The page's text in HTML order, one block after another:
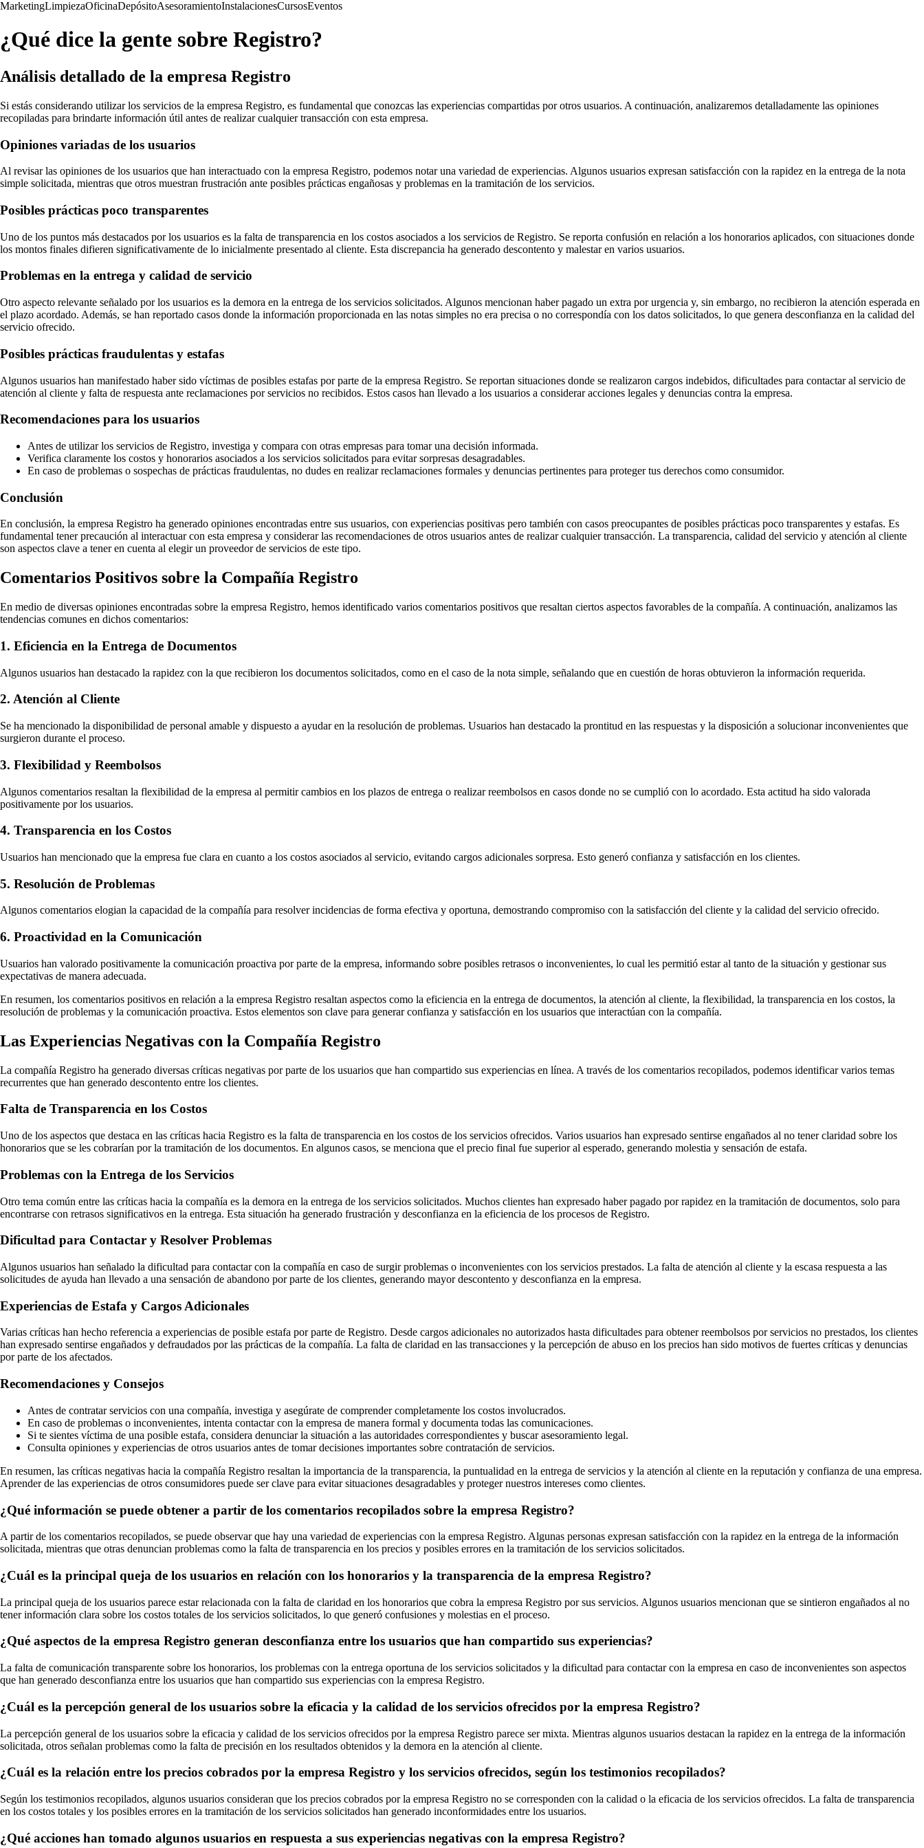
MarketingLimpiezaOficinaDepósitoAsesoramientoInstalacionesCursosEventos
¿Qué dice la gente sobre Registro?
Análisis detallado de la empresa Registro
Si estás considerando utilizar los servicios de la empresa Registro, es fundamental que conozcas las experiencias compartidas por otros usuarios. A continuación, analizaremos detalladamente las opiniones
recopiladas para brindarte información útil antes de realizar cualquier transacción con esta empresa.
Opiniones variadas de los usuarios
Al revisar las opiniones de los usuarios que han interactuado con la empresa Registro, podemos notar una variedad de experiencias. Algunos usuarios expresan satisfacción con la rapidez en la entrega de la nota
simple solicitada, mientras que otros muestran frustración ante posibles prácticas engañosas y problemas en la tramitación de los servicios.
Posibles prácticas poco transparentes
Uno de los puntos más destacados por los usuarios es la falta de transparencia en los costos asociados a los servicios de Registro. Se reporta confusión en relación a los honorarios aplicados, con situaciones donde
los montos finales difieren significativamente de lo inicialmente presentado al cliente. Esta discrepancia ha generado descontento y malestar en varios usuarios.
Problemas en la entrega y calidad de servicio
Otro aspecto relevante señalado por los usuarios es la demora en la entrega de los servicios solicitados. Algunos mencionan haber pagado un extra por urgencia y, sin embargo, no recibieron la atención esperada en
el plazo acordado. Además, se han reportado casos donde la información proporcionada en las notas simples no era precisa o no correspondía con los datos solicitados, lo que genera desconfianza en la calidad del
servicio ofrecido.
Posibles prácticas fraudulentas y estafas
Algunos usuarios han manifestado haber sido víctimas de posibles estafas por parte de la empresa Registro. Se reportan situaciones donde se realizaron cargos indebidos, dificultades para contactar al servicio de
atención al cliente y falta de respuesta ante reclamaciones por servicios no recibidos. Estos casos han llevado a los usuarios a considerar acciones legales y denuncias contra la empresa.
Recomendaciones para los usuarios
Antes de utilizar los servicios de Registro, investiga y compara con otras empresas para tomar una decisión informada.
Verifica claramente los costos y honorarios asociados a los servicios solicitados para evitar sorpresas desagradables.
En caso de problemas o sospechas de prácticas fraudulentas, no dudes en realizar reclamaciones formales y denuncias pertinentes para proteger tus derechos como consumidor.
Conclusión
En conclusión, la empresa Registro ha generado opiniones encontradas entre sus usuarios, con experiencias positivas pero también con casos preocupantes de posibles prácticas poco transparentes y estafas. Es
fundamental tener precaución al interactuar con esta empresa y considerar las recomendaciones de otros usuarios antes de realizar cualquier transacción. La transparencia, calidad del servicio y atención al cliente
son aspectos clave a tener en cuenta al elegir un proveedor de servicios de este tipo.
Comentarios Positivos sobre la Compañía Registro
En medio de diversas opiniones encontradas sobre la empresa Registro, hemos identificado varios comentarios positivos que resaltan ciertos aspectos favorables de la compañía. A continuación, analizamos las
tendencias comunes en dichos comentarios:
1. Eficiencia en la Entrega de Documentos
Algunos usuarios han destacado la rapidez con la que recibieron los documentos solicitados, como en el caso de la nota simple, señalando que en cuestión de horas obtuvieron la información requerida.
2. Atención al Cliente
Se ha mencionado la disponibilidad de personal amable y dispuesto a ayudar en la resolución de problemas. Usuarios han destacado la prontitud en las respuestas y la disposición a solucionar inconvenientes que
surgieron durante el proceso.
3. Flexibilidad y Reembolsos
Algunos comentarios resaltan la flexibilidad de la empresa al permitir cambios en los plazos de entrega o realizar reembolsos en casos donde no se cumplió con lo acordado. Esta actitud ha sido valorada
positivamente por los usuarios.
4. Transparencia en los Costos
Usuarios han mencionado que la empresa fue clara en cuanto a los costos asociados al servicio, evitando cargos adicionales sorpresa. Esto generó confianza y satisfacción en los clientes.
5. Resolución de Problemas
Algunos comentarios elogian la capacidad de la compañía para resolver incidencias de forma efectiva y oportuna, demostrando compromiso con la satisfacción del cliente y la calidad del servicio ofrecido.
6. Proactividad en la Comunicación
Usuarios han valorado positivamente la comunicación proactiva por parte de la empresa, informando sobre posibles retrasos o inconvenientes, lo cual les permitió estar al tanto de la situación y gestionar sus
expectativas de manera adecuada.
En resumen, los comentarios positivos en relación a la empresa Registro resaltan aspectos como la eficiencia en la entrega de documentos, la atención al cliente, la flexibilidad, la transparencia en los costos, la
resolución de problemas y la comunicación proactiva. Estos elementos son clave para generar confianza y satisfacción en los usuarios que interactúan con la compañía.
Las Experiencias Negativas con la Compañía Registro
La compañía Registro ha generado diversas críticas negativas por parte de los usuarios que han compartido sus experiencias en línea. A través de los comentarios recopilados, podemos identificar varios temas
recurrentes que han generado descontento entre los clientes.
Falta de Transparencia en los Costos
Uno de los aspectos que destaca en las críticas hacia Registro es la falta de transparencia en los costos de los servicios ofrecidos. Varios usuarios han expresado sentirse engañados al no tener claridad sobre los
honorarios que se les cobrarían por la tramitación de los documentos. En algunos casos, se menciona que el precio final fue superior al esperado, generando molestia y sensación de estafa.
Problemas con la Entrega de los Servicios
Otro tema común entre las críticas hacia la compañía es la demora en la entrega de los servicios solicitados. Muchos clientes han expresado haber pagado por rapidez en la tramitación de documentos, solo para
encontrarse con retrasos significativos en la entrega. Esta situación ha generado frustración y desconfianza en la eficiencia de los procesos de Registro.
Dificultad para Contactar y Resolver Problemas
Algunos usuarios han señalado la dificultad para contactar con la compañía en caso de surgir problemas o inconvenientes con los servicios prestados. La falta de atención al cliente y la escasa respuesta a las
solicitudes de ayuda han llevado a una sensación de abandono por parte de los clientes, generando mayor descontento y desconfianza en la empresa.
Experiencias de Estafa y Cargos Adicionales
Varias críticas han hecho referencia a experiencias de posible estafa por parte de Registro. Desde cargos adicionales no autorizados hasta dificultades para obtener reembolsos por servicios no prestados, los clientes
han expresado sentirse engañados y defraudados por las prácticas de la compañía. La falta de claridad en las transacciones y la percepción de abuso en los precios han sido motivos de fuertes críticas y denuncias
por parte de los afectados.
Recomendaciones y Consejos
Antes de contratar servicios con una compañía, investiga y asegúrate de comprender completamente los costos involucrados.
En caso de problemas o inconvenientes, intenta contactar con la empresa de manera formal y documenta todas las comunicaciones.
Si te sientes víctima de una posible estafa, considera denunciar la situación a las autoridades correspondientes y buscar asesoramiento legal.
Consulta opiniones y experiencias de otros usuarios antes de tomar decisiones importantes sobre contratación de servicios.
En resumen, las críticas negativas hacia la compañía Registro resaltan la importancia de la transparencia, la puntualidad en la entrega de servicios y la atención al cliente en la reputación y confianza de una empresa.
Aprender de las experiencias de otros consumidores puede ser clave para evitar situaciones desagradables y proteger nuestros intereses como clientes.
¿Qué información se puede obtener a partir de los comentarios recopilados sobre la empresa Registro?
A partir de los comentarios recopilados, se puede observar que hay una variedad de experiencias con la empresa Registro. Algunas personas expresan satisfacción con la rapidez en la entrega de la información
solicitada, mientras que otras denuncian problemas como la falta de transparencia en los precios y posibles errores en la tramitación de los servicios solicitados.
¿Cuál es la principal queja de los usuarios en relación con los honorarios y la transparencia de la empresa Registro?
La principal queja de los usuarios parece estar relacionada con la falta de claridad en los honorarios que cobra la empresa Registro por sus servicios. Algunos usuarios mencionan que se sintieron engañados al no
tener información clara sobre los costos totales de los servicios solicitados, lo que generó confusiones y molestias en el proceso.
¿Qué aspectos de la empresa Registro generan desconfianza entre los usuarios que han compartido sus experiencias?
La falta de comunicación transparente sobre los honorarios, los problemas con la entrega oportuna de los servicios solicitados y la dificultad para contactar con la empresa en caso de inconvenientes son aspectos
que han generado desconfianza entre los usuarios que han compartido sus experiencias con la empresa Registro.
¿Cuál es la percepción general de los usuarios sobre la eficacia y la calidad de los servicios ofrecidos por la empresa Registro?
La percepción general de los usuarios sobre la eficacia y calidad de los servicios ofrecidos por la empresa Registro parece ser mixta. Mientras algunos usuarios destacan la rapidez en la entrega de la información
solicitada, otros señalan problemas como la falta de precisión en los resultados obtenidos y la demora en la atención al cliente.
¿Cuál es la relación entre los precios cobrados por la empresa Registro y los servicios ofrecidos, según los testimonios recopilados?
Según los testimonios recopilados, algunos usuarios consideran que los precios cobrados por la empresa Registro no se corresponden con la calidad o la eficacia de los servicios ofrecidos. La falta de transparencia
en los costos totales y los posibles errores en la tramitación de los servicios solicitados han generado inconformidades entre los usuarios.
¿Qué acciones han tomado algunos usuarios en respuesta a sus experiencias negativas con la empresa Registro?